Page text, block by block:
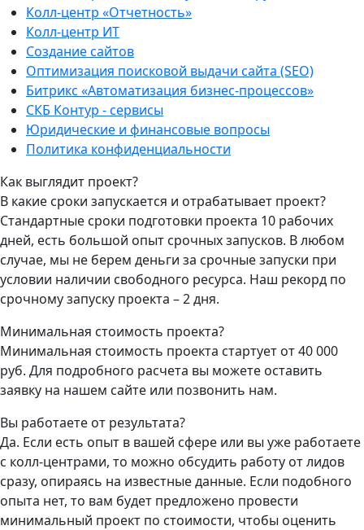
Колл-центр «Отчетность»
Колл-центр ИТ
Создание сайтов
Оптимизация поисковой выдачи сайта (SEO)
Битрикс «Автоматизация бизнес-процессов»
СКБ Контур - сервисы
Юридические и финансовые вопросы
Политика конфиденциальности
Как выглядит проект?
В какие сроки запускается и отрабатывает проект?
Стандартные сроки подготовки проекта 10 рабочих
дней, есть большой опыт срочных запусков. В любом
случае, мы не берем деньги за срочные запуски при
условии наличии свободного ресурса. Наш рекорд по
срочному запуску проекта – 2 дня.
Минимальная стоимость проекта?
Минимальная стоимость проекта стартует от 40 000
руб. Для подробного расчета вы можете оставить
заявку на нашем сайте или позвонить нам.
Вы работаете от результата?
Да. Если есть опыт в вашей сфере или вы уже работаете
с колл-центрами, то можно обсудить работу от лидов
сразу, опираясь на известные данные. Если подобного
опыта нет, то вам будет предложено провести
минимальный проект по стоимости, чтобы оценить